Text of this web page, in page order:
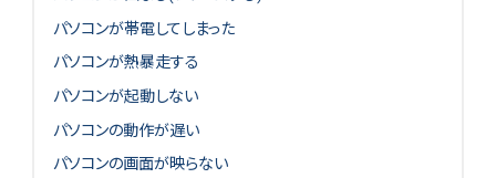
パソコンが帯電してしまった
パソコンが熱暴走する
パソコンが起動しない
パソコンの動作が遅い
パソコンの画面が映らない